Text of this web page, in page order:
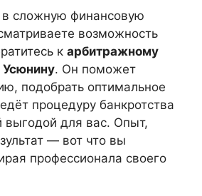
сложную финансовую
возможность
к арбитражному
. Он поможет
подобрать оптимальное
процедуру банкротства
выгодой для вас. Опыт,
— вот что вы
профессионала своего